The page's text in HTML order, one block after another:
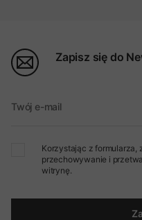
Zapisz się do
Twój e-mail
Korzystając z formularza,
przechowywanie i
witrynę.